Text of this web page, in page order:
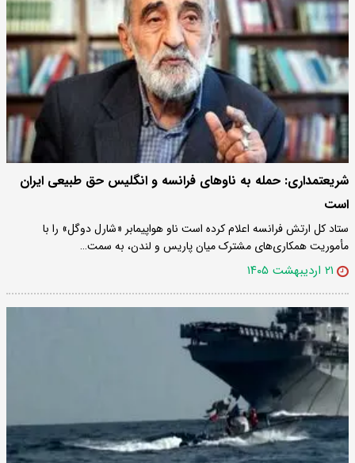
شریعتمداری: حمله به ناوهای فرانسه و انگلیس حق طبیعی ایران
است
ستاد کل ارتش فرانسه اعلام کرده است ناو هواپیمابر «شارل دوگل» را با
مأموریت همکاری‌های مشترک میان پاریس و لندن، به سمت…
۲۱ اردیبهشت ۱۴۰۵